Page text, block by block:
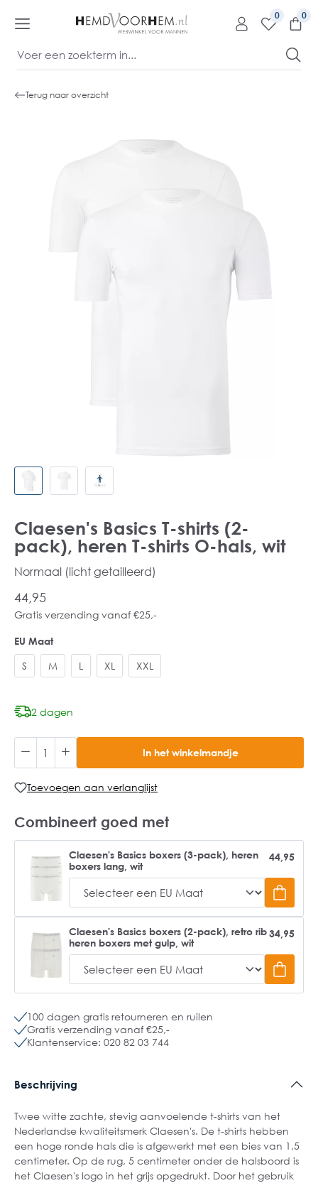
0
Terug naar overzicht
Claesen's Basics T-shirts (2-
pack), heren T-shirts O-hals, wit
Normaal (licht getailleerd)
44,95
Gratis verzending vanaf €25,-
EU Maat
S M L XL XXL
2 dagen
In het winkelmandje
Toevoegen aan verlanglijst
Combineert goed met
Claesen's Basics boxers (3-pack), heren
boxers lang, wit
44,95
Claesen's Basics boxers (2-pack), retro rib
heren boxers met gulp, wit
34,95
100 dagen gratis retourneren en ruilen
Gratis verzending vanaf €25,-
Klantenservice: 020 82 03 744
Beschrijving
Twee witte zachte, stevig aanvoelende t-shirts van het
Nederlandse kwaliteitsmerk Claesen's. De t-shirts hebben
een hoge ronde hals die is afgewerkt met een bies van 1,5
centimeter. Op de rug, 5 centimeter onder de halsboord is
het Claesen's logo in het grijs opgedrukt. Door het gebruik